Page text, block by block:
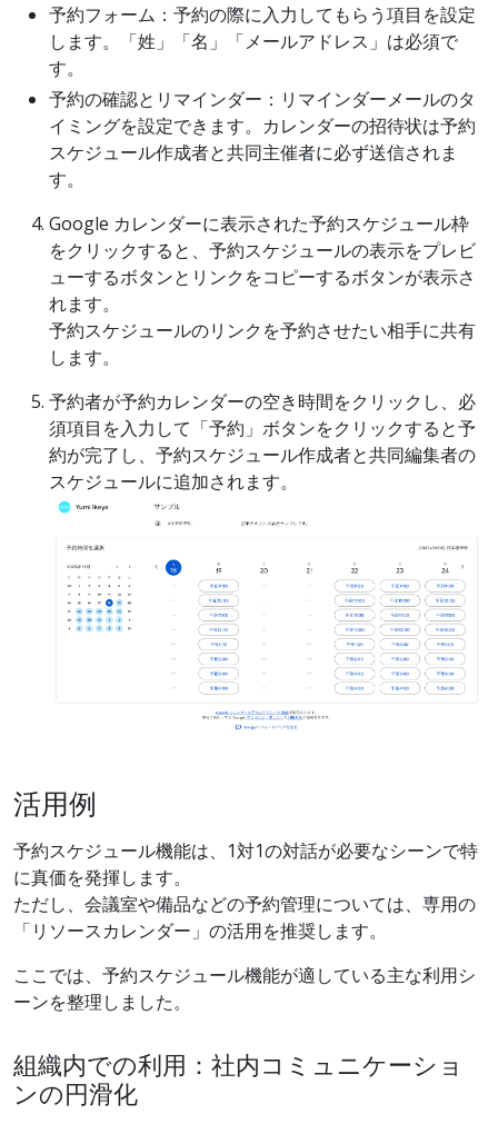
予約フォーム：予約の際に入力してもらう項目を設定
します。「姓」「名」「メールアドレス」は必須で
す。
予約の確認とリマインダー：リマインダーメールのタ
イミングを設定できます。カレンダーの招待状は予約
スケジュール作成者と共同主催者に必ず送信されま
す。
Google カレンダーに表示された予約スケジュール枠
をクリックすると、予約スケジュールの表示をプレビ
ューするボタンとリンクをコピーするボタンが表示さ
れます。
予約スケジュールのリンクを予約させたい相手に共有
します。
予約者が予約カレンダーの空き時間をクリックし、必
須項目を入力して「予約」ボタンをクリックすると予
約が完了し、予約スケジュール作成者と共同編集者の
スケジュールに追加されます。
活用例
予約スケジュール機能は、1対1の対話が必要なシーンで特
に真価を発揮します。
ただし、会議室や備品などの予約管理については、専用の
「リソースカレンダー」の活用を推奨します。
ここでは、予約スケジュール機能が適している主な利用シ
ーンを整理しました。
組織内での利用：社内コミュニケーショ
ンの円滑化